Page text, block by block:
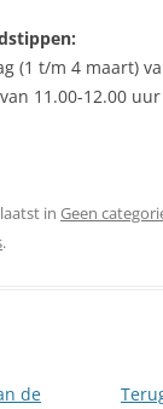
(1 t/m 4 maart)
11.00-12.00 uur
in Geen
.
de